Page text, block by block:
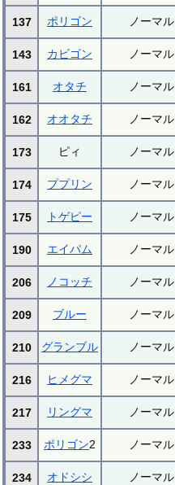
137 ポリゴン ノーマル
143 カビゴン ノーマル
161 オタチ ノーマル
162 オオタチ ノーマル
173 ピィ ノーマル
174 ププリン ノーマル
175 トゲピー ノーマル
190 エイパム ノーマル
206 ノコッチ ノーマル
209 ブルー ノーマル
210 グランブル ノーマル
216 ヒメグマ ノーマル
217 リングマ ノーマル
233 ポリゴン2 ノーマル
234 オドシシ ノーマル